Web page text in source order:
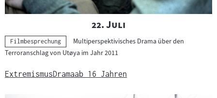
"
22. Juli
Kategorie:
Filmbesprechung
Multiperspektivisches Drama über den
Terroranschlag von Utøya im Jahr 2011
ExtremismusDramaab 16 Jahren